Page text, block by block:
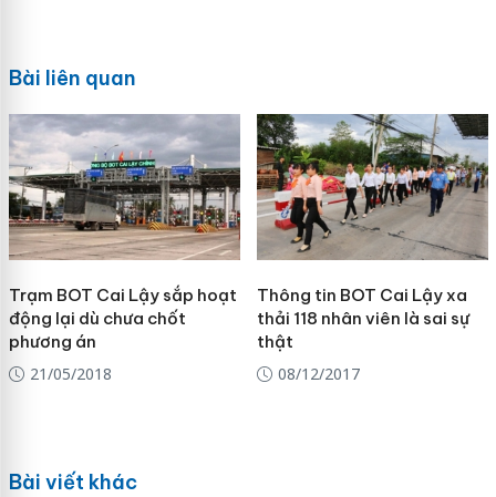
Bài liên quan
Trạm BOT Cai Lậy sắp hoạt
động lại dù chưa chốt
phương án
21/05/2018
Thông tin BOT Cai Lậy xa
thải 118 nhân viên là sai sự
thật
08/12/2017
Bài viết khác